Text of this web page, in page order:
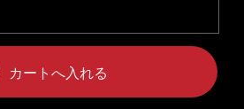
カートへ入れる